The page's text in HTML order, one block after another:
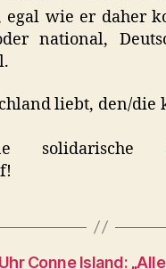
egal wie er daher
national,
liebt, den/
solidarische
Conne Island: